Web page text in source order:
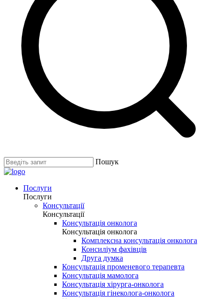
Пошук
Послуги
Послуги
Консультації
Консультації
Консультація онколога
Консультація онколога
Комплексна консультація онколога
Консиліум фахівців
Друга думка
Консультація променевого терапевта
Консультація мамолога
Консультація хірурга-онколога
Консультація гінеколога-онколога